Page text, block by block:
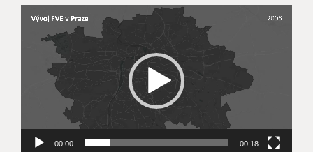
přehrávač
00:00 00:18